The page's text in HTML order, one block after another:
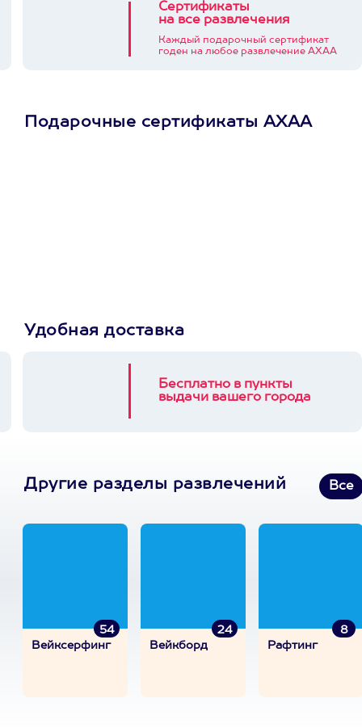
Сертификаты
на все развлечения
Каждый подарочный сертификат
годен на любое развлечение АХАА
Подарочные сертификаты АХАА
Удобная доставка
Бесплатно в пункты
выдачи вашего города
Другие разделы развлечений Все
54
Вейксерфинг
24
Вейкборд
8
Рафтинг